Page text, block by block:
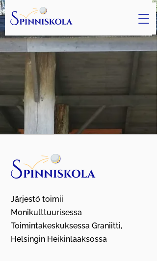
Järjestö toimii
Monikulttuurisessa
Toimintakeskuksessa Graniitti,
Helsingin Heikinlaaksossa